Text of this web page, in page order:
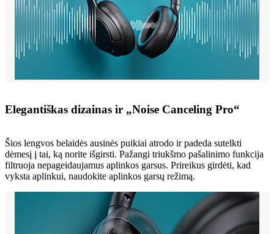
Elegantiškas dizainas ir „Noise Canceling Pro“
Šios lengvos belaidės ausinės puikiai atrodo ir padeda sutelkti
dėmesį į tai, ką norite išgirsti. Pažangi triukšmo pašalinimo funkcija
filtruoja nepageidaujamus aplinkos garsus. Prireikus girdėti, kad
vyksta aplinkui, naudokite aplinkos garsų režimą.